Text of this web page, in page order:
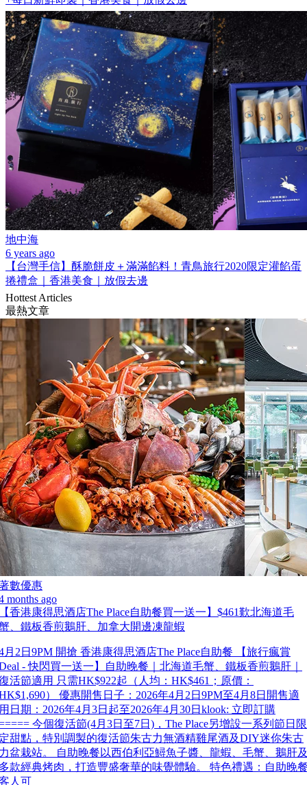
地中海
6 years ago
【台灣手信】酥脆餅皮＋滿滿餡料！青鳥旅行2020限定灌餡蛋
捲禮盒｜香港美食｜放假去邊
Hottest Articles
最熱文章
數優惠
months ago
香港康得思酒店The Place自助餐買一送一】$461歎北海道毛
、鐵板香煎鵝肝、加拿大開邊凍龍蝦
月2日9PM 開搶 香港康得思酒店The Place自助餐 【旅行瘋賞
- 快閃買一送一】自助晚餐｜北海道毛蟹、鐵板香煎鵝肝｜
活節適用 只需HK$922起（人均：HK$461；原價：
） 優惠開售日子：2026年4月2日9PM至4月8日開售適
日期：2026年4月3日起至2026年4月30日klook: 立即訂購
今個復活節(4月3日至7日)，The Place另增設一系列節日限
甜點，特別調製的復活節朱古力無酒精雞尾酒及DIY迷你朱古
盆栽站。 自助晚餐以西伯利亞鱘魚子醬、龍蝦、毛蟹、鵝肝
款經典烤肉，打造豐盛奢華的味覺體驗。 特色禮遇：自助晚
人可